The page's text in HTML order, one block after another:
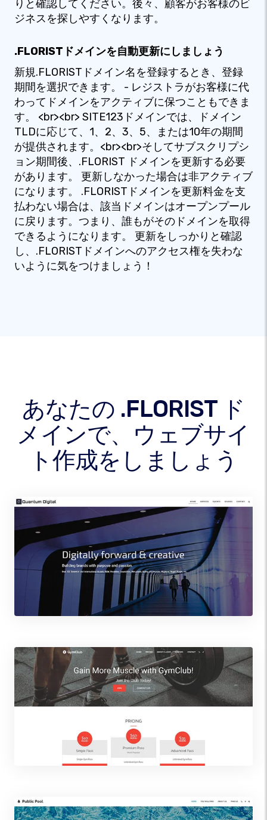
りと確認してください。後々、顧客がお客様のビ
ジネスを探しやすくなります。
.FLORISTドメインを自動更新にしましょう
新規.FLORISTドメイン名を登録するとき、登録
期間を選択できます。 - レジストラがお客様に代
わってドメインをアクティブに保つこともできま
す。 <br><br> SITE123ドメインでは、ドメイン
TLDに応じて、1、2、3、5、または10年の期間
が提供されます。<br><br>そしてサブスクリプシ
ョン期間後、.FLORIST ドメインを更新する必要
があります。 更新しなかった場合は非アクティブ
になります。 .FLORISTドメインを更新料金を支
払わない場合は、該当ドメインはオープンプール
に戻ります。つまり、誰もがそのドメインを取得
できるようになります。 更新をしっかりと確認
し、.FLORISTドメインへのアクセス権を失わな
いように気をつけましょう！
あなたの .FLORIST ド
メインで、ウェブサイ
ト作成をしましょう